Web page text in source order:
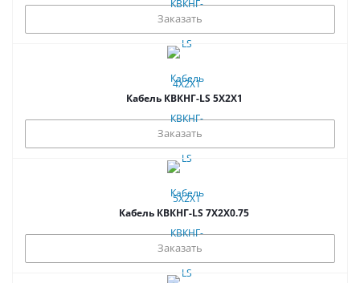
Заказать
Кабель КВКНГ-LS 5Х2Х1
Заказать
Кабель КВКНГ-LS 7Х2Х0.75
Заказать